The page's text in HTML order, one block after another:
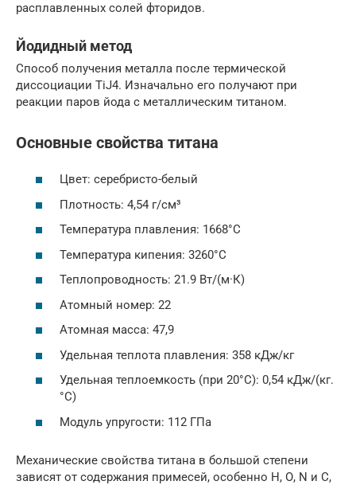
расплавленных солей фторидов.
Йодидный метод
Способ получения металла после термической
диссоциации TiJ4. Изначально его получают при
реакции паров йода с металлическим титаном.
Основные свойства титана
Цвет: серебристо-белый
Плотность: 4,54 г/см³
Температура плавления: 1668°С
Температура кипения: 3260°С
Теплопроводность: 21.9 Вт/(м·К)
Атомный номер: 22
Атомная масса: 47,9
Удельная теплота плавления: 358 кДж/кг
Удельная теплоемкость (при 20°С): 0,54 кДж/(кг.
°С)
Модуль упругости: 112 ГПа
Механические свойства титана в большой степени
зависят от содержания примесей, особенно Н, О, N и С,